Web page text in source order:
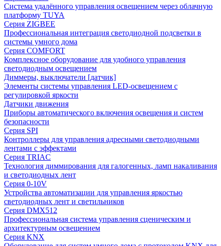
Система удалённого управления освещением через облачную
платформу TUYA
Серия ZIGBEE
Профессиональная интеграция светодиодной подсветки в
системы умного дома
Серия COMFORT
Комплексное оборудование для удобного управления
светодиодным освещением
Диммеры, выключатели [датчик]
Элементы системы управления LED-освещением с
регулировкой яркости
Датчики движения
Приборы автоматического включения освещения и систем
безопасности
Серия SPI
Контроллеры для управления адресными светодиодными
лентами с эффектами
Серия TRIAC
Технология диммирования для галогенных, ламп накаливания
и светодиодных лент
Серия 0-10V
Устройства автоматизации для управления яркостью
светодиодных лент и светильников
Серия DMX512
Профессиональная система управления сценическим и
архитектурным освещением
Серия KNX